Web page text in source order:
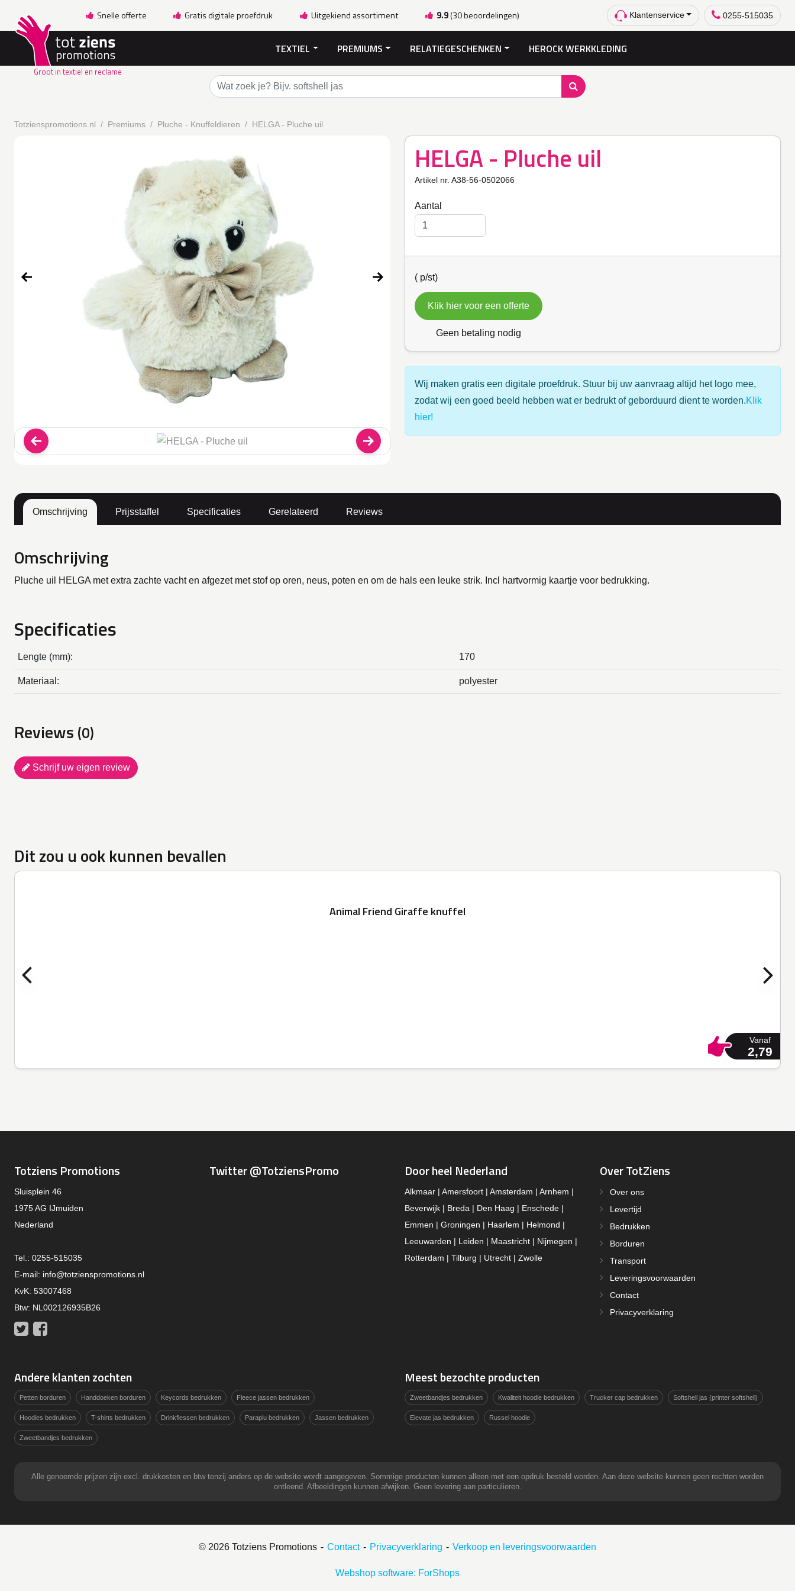
Snelle offerte Gratis digitale proefdruk Uitgekiend assortiment 9.9(30 beoordelingen) Klantenservice 0255-515035
Groot in textiel en reclame
TEXTIEL PREMIUMS RELATIEGESCHENKEN HEROCK WERKKLEDING
Totzienspromotions.nl Premiums Pluche - Knuffeldieren HELGA - Pluche uil
HELGA - Pluche uil
Artikel nr. A38-56-0502066
Aantal
( p/st)
Klik hier voor een offerte
Geen betaling nodig
Wij maken gratis een digitale proefdruk. Stuur bij uw aanvraag altijd het logo mee,
zodat wij een goed beeld hebben wat er bedrukt of geborduurd dient te worden.Klik
hier!
Omschrijving Prijsstaffel Specificaties Gerelateerd Reviews
Omschrijving
Pluche uil HELGA met extra zachte vacht en afgezet met stof op oren, neus, poten en om de hals een leuke strik. Incl hartvormig kaartje voor bedrukking.
Specificaties
Lengte (mm): 170
Materiaal: polyester
Reviews (0)
Schrijf uw eigen review
Dit zou u ook kunnen bevallen
Animal Friend Giraffe knuffel
Vanaf
2,79
Totziens Promotions
Sluisplein 46
1975 AG IJmuiden
Nederland
Tel.: 0255-515035
E-mail: info@totzienspromotions.nl
KvK: 53007468
Btw: NL002126935B26
Twitter
Twitter @TotziensPromo Door heel Nederland
Alkmaar | Amersfoort | Amsterdam | Arnhem |
Beverwijk | Breda | Den Haag | Enschede |
Emmen | Groningen | Haarlem | Helmond |
Leeuwarden | Leiden | Maastricht | Nijmegen |
Rotterdam | Tilburg | Utrecht | Zwolle
Over TotZiens
Over ons
Levertijd
Bedrukken
Borduren
Transport
Leveringsvoorwaarden
Contact
Privacyverklaring
Andere klanten zochten
Petten borduren Handdoeken borduren Keycords bedrukken Fleece jassen bedrukken
Hoodies bedrukken T-shirts bedrukken Drinkflessen bedrukken Paraplu bedrukken Jassen bedrukken
Zweetbandjes bedrukken
Meest bezochte producten
Zweetbandjes bedrukken Kwaliteit hoodie bedrukken Trucker cap bedrukken Softshell jas (printer softshell)
Elevate jas bedrukken Russel hoodie
Alle genoemde prijzen zijn excl. drukkosten en btw tenzij anders op de website wordt aangegeven. Sommige producten kunnen alleen met een opdruk besteld worden. Aan deze website kunnen geen rechten worden
ontleend. Afbeeldingen kunnen afwijken. Geen levering aan particulieren.
© 2026 Totziens Promotions Contact Privacyverklaring Verkoop en leveringsvoorwaarden
Webshop software: ForShops